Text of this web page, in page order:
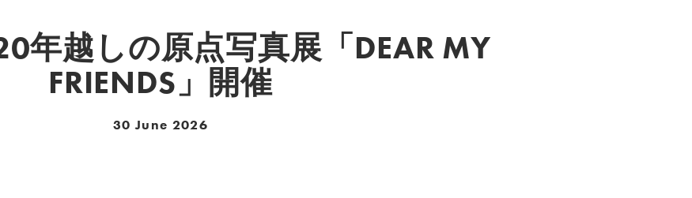
年越しの原点写真展「DEAR MY
FRIENDS」開催
30 June 2026